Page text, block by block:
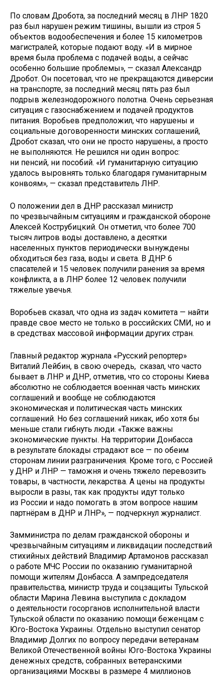
По словам Дробота, за последний месяц в ЛНР 1820
раз был нарушен режим тишины, вышли из строя 5
объектов водообеспечения и более 15 километров
магистралей, которые подают воду. «И в мирное
время была проблема с подачей воды, а сейчас
особенно большие проблемы», — сказал Александр
Дробот. Он посетовал, что не прекращаются диверсии
на транспорте, за последний месяц пять раз был
подрыв железнодорожного полотна. Очень серьезная
ситуация с газоснабжением и подачей продуктов
питания. Воробьев предположил, что нарушены и
социальные договоренности минских соглашений,
Дробот сказал, что они не просто нарушены, а просто
не выполняются. Не решился ни один вопрос:
ни пенсий, ни пособий. «И гуманитарную ситуацию
удалось выровнять только благодаря гуманитарным
конвоям», — сказал представитель ЛНР.
О положении дел в ДНР рассказал министр
по чрезвычайным ситуациям и гражданской обороне
Алексей Кострубицкий. Он отметил, что более 700
тысяч литров воды доставлено, а десятки
населенных пунктов периодически вынуждены
обходиться без газа, воды и света. В ДНР 6
спасателей и 15 человек получили ранения за время
конфликта, а в ЛНР более 12 человек получили
тяжелые увечья.
Воробьев сказал, что одна из задач комитета — найти
правде свое место не только в российских СМИ, но и
в средствах массовой информации других стран.
Главный редактор журнала «Русский репортер»
Виталий Лейбин, в свою очередь, сказал, что часто
бывает в ЛНР и ДНР, отметив, что со стороны Киева
абсолютно не соблюдается военная часть минских
соглашений и вообще не соблюдаются
экономическая и политическая часть минских
соглашений. Но без соглашений никак, ибо хотя бы
меньше стали гибнуть люди. «Также важны
экономические пункты. На территории Донбасса
в результате блокады страдают все — по обеим
сторонам линии разграничения. Кроме того, с Россией
у ДНР и ЛНР — таможня и очень тяжело перевозить
товары, в частности, лекарства. А цены на продукты
выросли в разы, так как продукты идут только
из России и надо помогать в этом вопросе нашим
партнёрам в ДНР и ЛНР», — подчеркнул журналист.
Замминистра по делам гражданской обороны и
чрезвычайным ситуациям и ликвидации последствий
стихийных действий Владимир Артамонов рассказал
о работе МЧС России по оказанию гуманитарной
помощи жителям Донбасса. А зампредседателя
правительства, министр труда и соцзащиты Тульской
области Марина Левина выступила с докладом
о деятельности госорганов исполнительной власти
Тульской области по оказанию помощи беженцам с
Юго-Востока Украины. Отдельно выступил сенатор
Владимир Долгих по вопросу передачи ветеранам
Великой Отечественной войны Юго-Востока Украины
денежных средств, собранных ветеранскими
организациями Москвы в размере 4 миллионов